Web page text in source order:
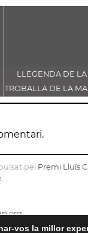
LLEGENDA DE LA
TROBALLA DE LA
DE DÉU DE
pel Premi Lluís
.
vos la millor